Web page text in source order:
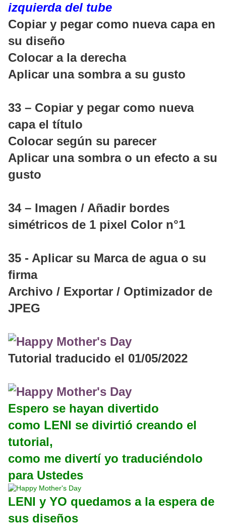
izquierda del tube
Copiar y pegar como nueva capa en
su diseño
Colocar a la derecha
Aplicar una sombra a su gusto
33 – Copiar y pegar como nueva
capa el título
Colocar según su parecer
Aplicar una sombra o un efecto a su
gusto
34 – Imagen / Añadir bordes
simétricos de 1 pixel Color n°1
35 - Aplicar su Marca de agua o su
firma
Archivo / Exportar / Optimizador de
JPEG
Tutorial traducido el 01/05/2022
Espero se hayan divertido
como LENI se divirtió creando el
tutorial,
como me divertí yo traduciéndolo
para Ustedes
LENI y YO quedamos a la espera de
sus diseños